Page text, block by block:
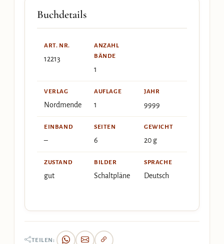
Buchdetails
ART. NR.
12213
ANZAHL
BÄNDE
1
VERLAG
Nordmende
AUFLAGE
1
JAHR
9999
EINBAND
–
SEITEN
6
GEWICHT
20 g
ZUSTAND
gut
BILDER
Schaltpläne
SPRACHE
Deutsch
TEILEN: